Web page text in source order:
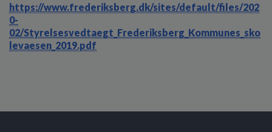
https://www.frederiksberg.dk/sites/default/files/202
0-
02/Styrelsesvedtaegt_Frederiksberg_Kommunes_sko
levaesen_2019.pdf